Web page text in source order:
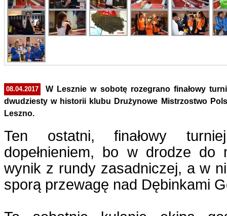
08.04.2017
W Lesznie w sobotę rozegrano finałowy
dwudziesty w historii klubu Drużynowe Mistrzostwo
Leszno.
Ten ostatni, finałowy
dopełnieniem, bo w drodze do
wynik z rundy zasadniczej, a w
sporą przewagę nad Dębinkami